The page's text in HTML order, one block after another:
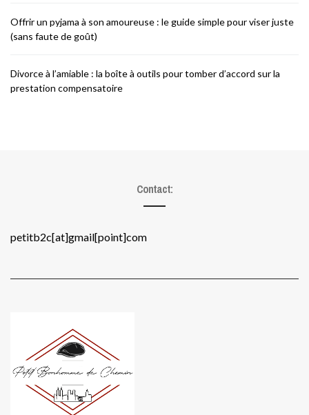
Offrir un pyjama à son amoureuse : le guide simple pour viser juste
(sans faute de goût)
Divorce à l’amiable : la boîte à outils pour tomber d’accord sur la
prestation compensatoire
Contact:
petitb2c[at]gmail[point]com